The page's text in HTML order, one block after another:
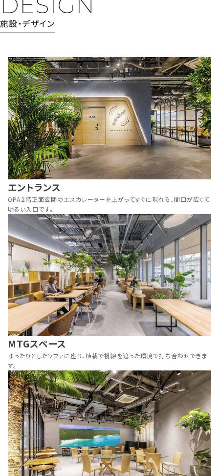
施設・デザイン
エントランス
OPA２階正面玄関のエスカレーターを上がってすぐに現れる、 間口が広くて
明るい入口です。
MTGスペース
ゆったりとしたソファに座り、植栽で視線を遮った環境で打ち合わせできま
す。